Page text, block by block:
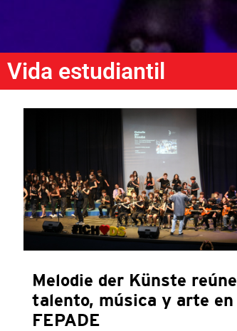
Vida estudiantil
Melodie der Künste reúne
talento, música y arte en
FEPADE